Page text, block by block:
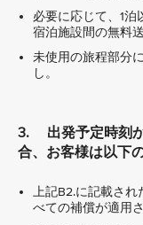
必要に応じて、1
宿泊施設間の無料
未使用の旅程部分
し。
3. 出発予定時刻か
合、お客様は以下
上記B2.に記載され
べての補償が適用